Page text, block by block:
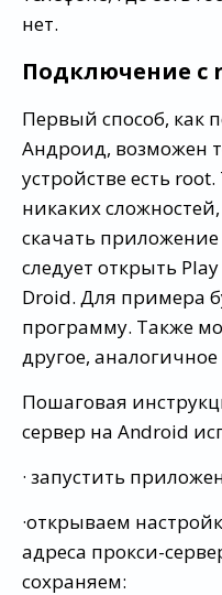
нет.
Подключение с
Первый способ, как
Андроид, возможен
устройстве есть
никаких
скачать
следует открыть
Droid. Для примера
программу. Также
другое,
Пошаговая
сервер на Android
· запустить
·открываем
адреса прокси-
сохраняем: